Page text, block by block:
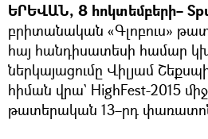
ԵՐԵՎԱՆ, 8 հոկտեմբերի–
բրիտանական «Գլոբուս»
հայ հանդիսատեսի համար
ներկայացումը Վիլյամ
հիման վրա` HighFest-2015
թատերական 13–րդ